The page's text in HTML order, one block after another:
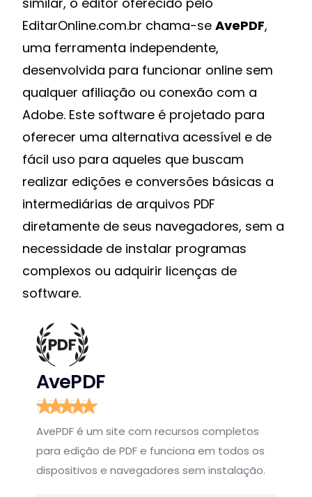
EditarOnline.com.br chama-seAvePDF,
uma ferramenta independente,
desenvolvida para funcionar online sem
qualquer afiliação ou conexão com a
Adobe. Este software é projetado para
oferecer uma alternativa acessível e de
fácil uso para aqueles que buscam
realizar edições e conversões básicas a
intermediárias de arquivos PDF
diretamente de seus navegadores, sem a
necessidade de instalar programas
complexos ou adquirir licenças de
software.
AvePDF
AvePDF é um site com recursos completos
para edição de PDF e funciona em todos os
dispositivos e navegadores sem instalação.